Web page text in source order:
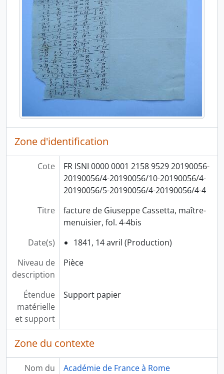
Zone d'identification
Cote
FR ISNI 0000 0001 2158 9529 20190056-
20190056/4-20190056/10-20190056/4-
20190056/5-20190056/4-20190056/4-4
Titre
facture de Giuseppe Cassetta, maître-
menuisier, fol. 4-4bis
Date(s)
1841, 14 avril (Production)
Niveau de
description
Pièce
Étendue
matérielle
et support
Support papier
Zone du contexte
Nom du
Académie de France à Rome